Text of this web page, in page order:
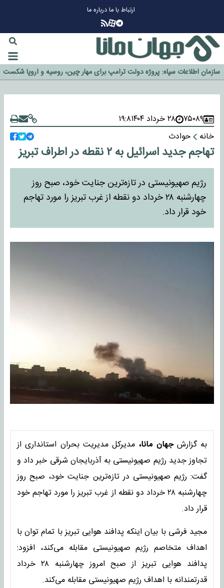
ارتباط با مادرباره ما
گزینه جدایی اوسمار روی میز مدیران پرسپولیس
آیا رئیس جمهور آمریکا قانون را دور می‌زند؟
اخراج رسمی چهره نامدار از پرسپولیس
سازمان اطلاعات سپاه: پروژه دولت ترامپ برای مهار چین، روسیه و اروپا شکست
خورد
۷۵۰۸۹ ۲۸ خرداد ۱۴۰۴
۱۹:۸
خانه
حوادث
تهاجم جدید اسرائیل به ۲ نقطه در اطراف تبریز
رژیم صهیونیستی در تازه‌ترین جنایت خود، صبح روز
چهارشنبه ۲۸ خرداد دو نقطه از غرب تبریز را مورد تهاجم
خود قرار داد.
به گزارشجهان مانا، مدیرکل مدیریت بحران استانداری از
تجاوز جدید رژیم صهیونیستی به آذربایجان شرقی خبر داد و
گفت: رژیم صهیونیستی در تازه‌ترین جنایت خود، صبح روز
چهارشنبه ۲۸ خرداد دو نقطه از غرب تبریز را مورد تهاجم خود
قرار داد.
مجید فرشی با بیان اینکه پدافند هوایی تبریز با تمام توان با
اهداف متخاصم رژیم صهیونیستی مقابله می‌کند، افزود:
پدافند هوایی تبریز از صبح امروز چهارشنبه ۲۸ خرداد
قدرتمندانه با اهداف رژیم صهیونیستی مقابله می‌کند.